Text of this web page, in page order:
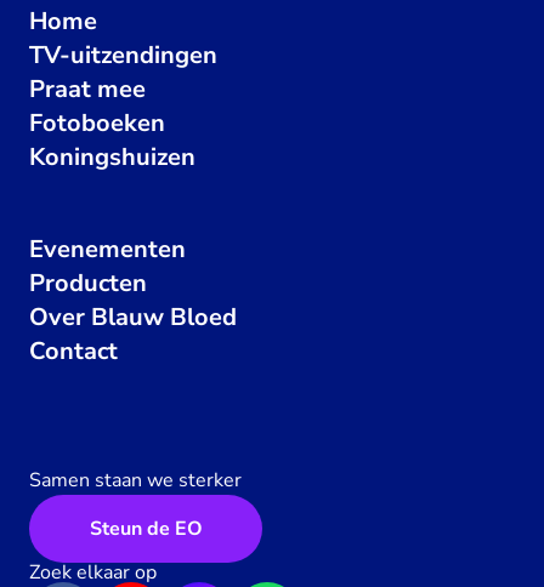
Home
TV-uitzendingen
Praat mee
Fotoboeken
Koningshuizen
Evenementen
Producten
Over Blauw Bloed
Contact
Samen staan we sterker
Steun de EO
Zoek elkaar op